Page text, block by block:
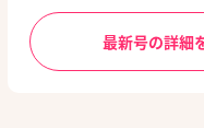
最新号の詳細